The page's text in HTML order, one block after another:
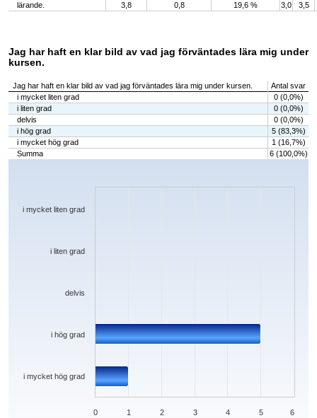
lärande.
3,8 0,8 19,6 % 3,0 3,5
Jag har haft en klar bild av vad jag förväntades lära mig under
kursen.
Jag har haft en klar bild av vad jag förväntades lära mig under kursen.
Antal svar
i mycket liten grad
0 (0,0%)
i liten grad
0 (0,0%)
delvis
0 (0,0%)
i hög grad
5 (83,3%)
i mycket hög grad
1 (16,7%)
Summa
6 (100,0%)
Chart
The chart has 1 X axis displaying categories.
i mycket hög grad
i hög grad
delvis
i liten grad
i mycket liten grad
0 1 2 3 4 5 6